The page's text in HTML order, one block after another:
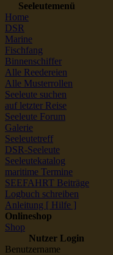
Seeleutemenü
Home
DSR
Marine
Fischfang
Binnenschiffer
Alle Reedereien
Alle Musterrollen
Seeleute suchen
auf letzter Reise
Seeleute Forum
Galerie
Seeleutetreff
DSR-Seeleute
Seeleutekatalog
maritime Termine
SEEFAHRT Beiträge
Logbuch schreiben
Anleitung [ Hilfe ]
Onlineshop
Shop
Nutzer Login
Benutzername